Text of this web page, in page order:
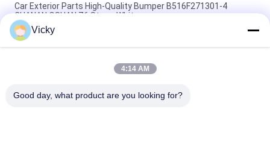
Car Exterior Parts High-Quality Bumper B516F271301-4
CHANAN OSHAN​ Z6 Starry White
Motor starter Honda EX5 Mesin Sepeda Motor suku cadang
Grosir Murah Dengan Kinerja Tinggi
Sepeda motor busi untuk CPR8EAIX-9 China Pemasok Sistem
Vicky
4:14 AM
Good day, what product are you looking for?